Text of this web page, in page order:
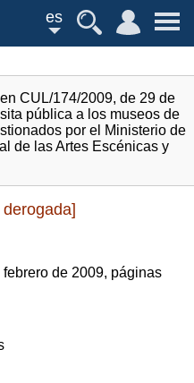
es
CUL/174/2009, de 29 de
pública a los museos de
por el Ministerio de
de las Artes Escénicas y
de 2009, páginas